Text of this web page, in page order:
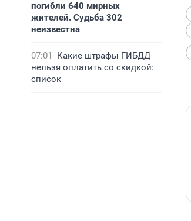
погибли 640 мирных
жителей. Судьба 302
неизвестна
07:01
Какие штрафы ГИБДД
нельзя оплатить со скидкой:
список